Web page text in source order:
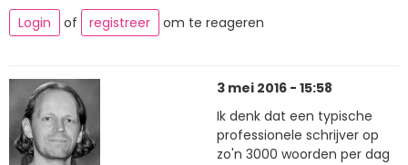
Login
of registreer om te reageren
3 mei 2016 - 15:58
Ik denk dat een typische
professionele schrijver op
zo'n 3000 woorden per dag